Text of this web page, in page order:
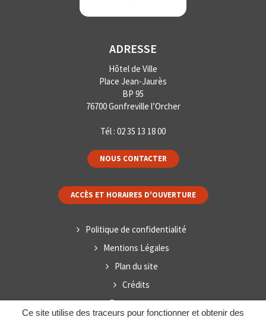
Ce site utilise des traceurs pour fonctionner et obtenir des
ADRESSE
Hôtel de Ville
Place Jean-Jaurès
BP 95
76700 Gonfreville l’Orcher
Tél : 02 35 13 18 00
NOUS CONTACTER
ACCÈS ET HORAIRES D'OUVERTURE
Politique de confidentialité
Mentions Légales
Plan du site
Crédits
Espace presse